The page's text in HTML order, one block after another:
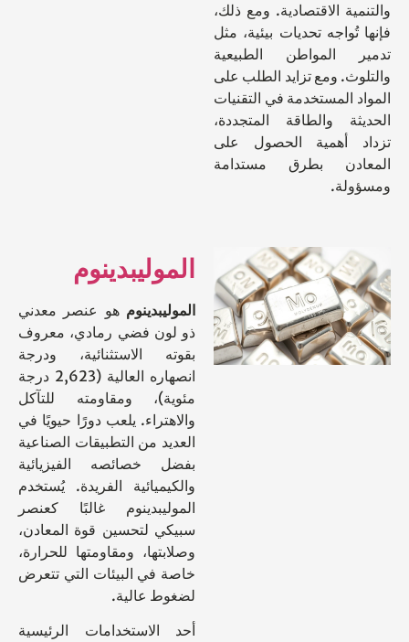
الاقتصادية. ومع ذلك،
تُواجه تحديات بيئية، مثل
المواطن الطبيعية
ومع تزايد الطلب على
المستخدمة في التقنيات
والطاقة المتجددة،
أهمية الحصول على
بطرق مستدامة
الموليبدينوم
الموليبدينومهو عنصر معدني
ذو لون فضي رمادي، معروف
بقوته الاستثنائية، ودرجة
انصهاره العالية (2,623 درجة
مئوية)، ومقاومته للتآكل
والاهتراء. يلعب دورًا حيويًا في
العديد من التطبيقات الصناعية
بفضل خصائصه الفيزيائية
والكيميائية الفريدة. يُستخدم
الموليبدينوم غالبًا كعنصر
سبيكي لتحسين قوة المعادن،
وصلابتها، ومقاومتها للحرارة،
خاصة في البيئات التي تتعرض
لضغوط عالية.
أحد الاستخدامات الرئيسية